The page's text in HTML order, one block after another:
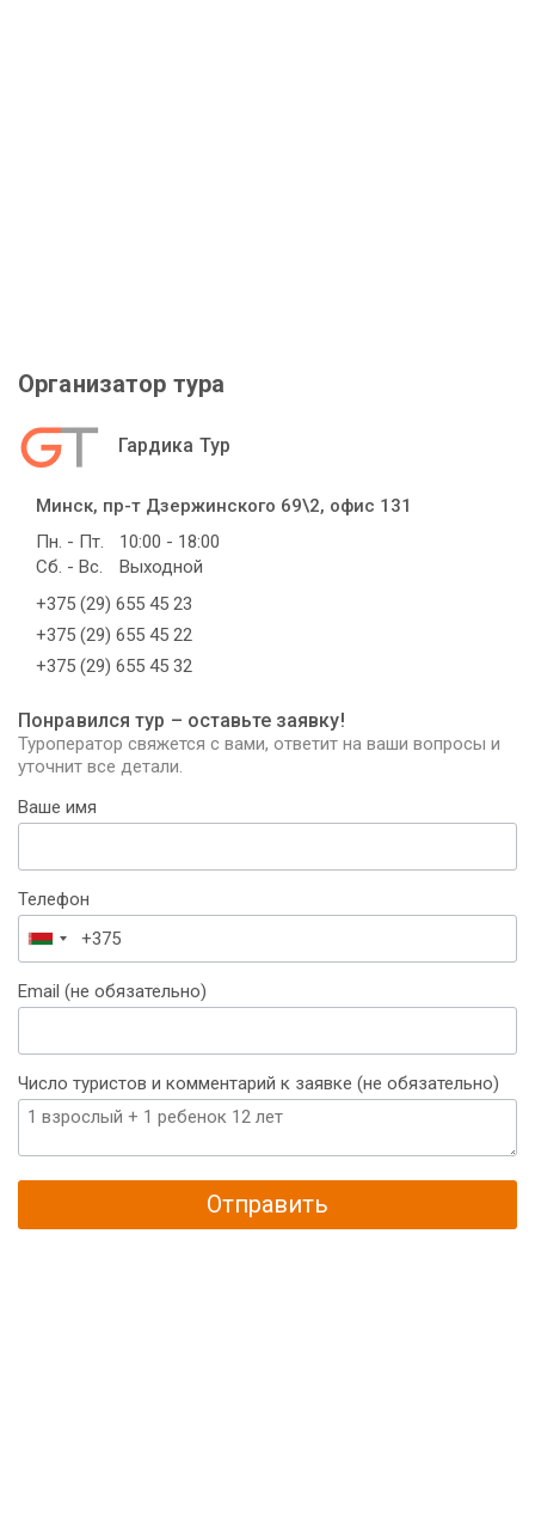
Организатор тура
Гардика Тур
Минск, пр-т Дзержинского 69\2, офис 131
Пн. - Пт.
10:00 - 18:00
Сб. - Вс.
Выходной
+375 (29) 655 45 23
+375 (29) 655 45 22
+375 (29) 655 45 32
Понравился тур – оставьте заявку!
Туроператор свяжется с вами, ответит на ваши вопросы и
уточнит все детали.
Ваше имя
Телефон
Беларусь
+375
Email (не обязательно)
Число туристов и комментарий к заявке (не обязательно)
Отправить